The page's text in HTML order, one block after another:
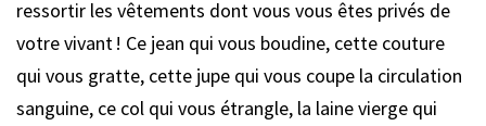
ressortir les vêtements dont vous vous êtes privés de
votre vivant ! Ce jean qui vous boudine, cette couture
qui vous gratte, cette jupe qui vous coupe la circulation
sanguine, ce col qui vous étrangle, la laine vierge qui